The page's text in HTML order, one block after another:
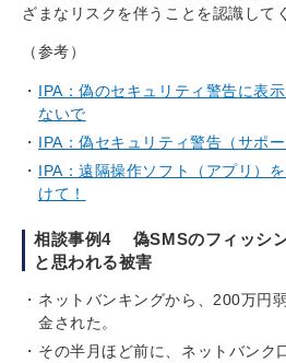
ざまなリスクを伴うことを認識して
（参考）
IPA：偽のセキュリティ警告に表
ないで
IPA：偽セキュリティ警告（サポ
IPA：遠隔操作ソフト（アプリ）
けて！
相談事例4 偽SMSのフィッシ
と思われる被害
ネットバンキングから、200万円
金された。
その半月ほど前に、ネットバンク